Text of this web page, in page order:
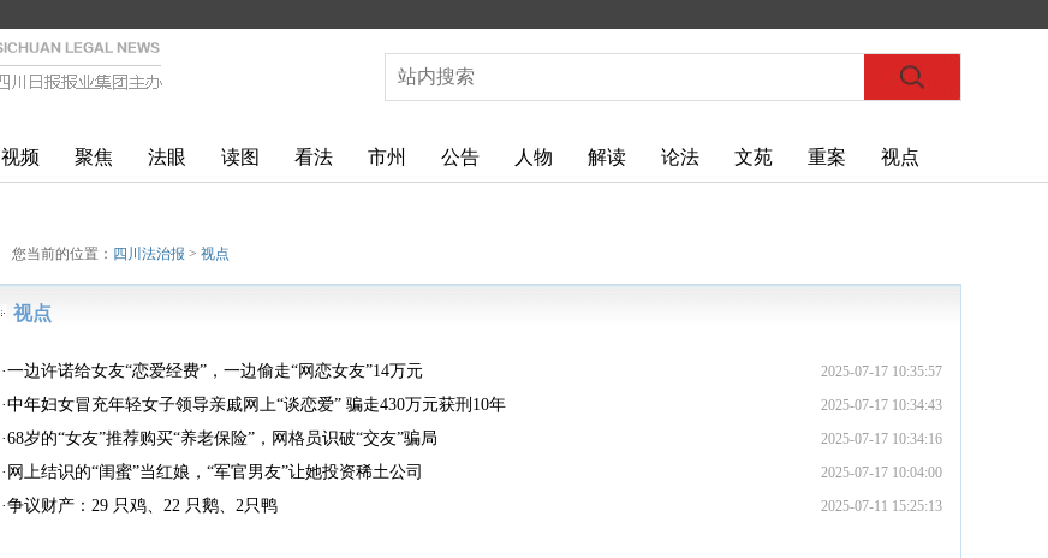
视频 聚焦 法眼 读图 看法 市州 公告 人物 解读 论法 文苑 重案 视点
您当前的位置： 四川法治报 > 视点
视点
·一边许诺给女友“恋爱经费”，一边偷走“网恋女友”14万元 2025-07-17 10:35:57
·中年妇女冒充年轻女子领导亲戚网上“谈恋爱” 骗走430万元获刑10年 2025-07-17 10:34:43
·68岁的“女友”推荐购买“养老保险”，网格员识破“交友”骗局 2025-07-17 10:34:16
·网上结识的“闺蜜”当红娘，“军官男友”让她投资稀土公司 2025-07-17 10:04:00
·争议财产：29 只鸡、22 只鹅、2只鸭 2025-07-11 15:25:13